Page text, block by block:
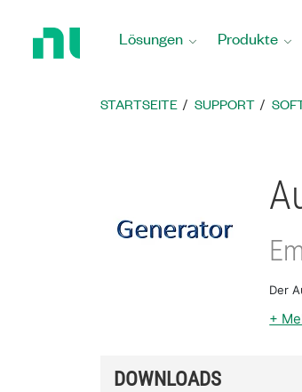
Startseite
Lösungen Produkte
STARTSEITE SUPPORT
Der
+
DOWNLOADS